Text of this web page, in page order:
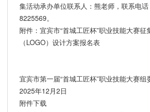
集活动承办单位联系人：熊老师，联系电
8225569。
附件：宜宾市“首城工匠杯”职业技能大赛征
（LOGO）设计方案报名表
宜宾市第一届“首城工匠杯”职业技能大赛组
2025年12月2日
附件下载